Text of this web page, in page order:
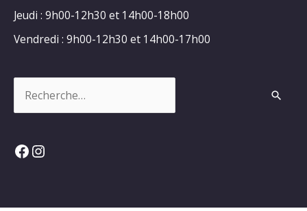
Jeudi : 9h00-12h30 et 14h00-18h00
Vendredi : 9h00-12h30 et 14h00-17h00
Facebook
Instagram